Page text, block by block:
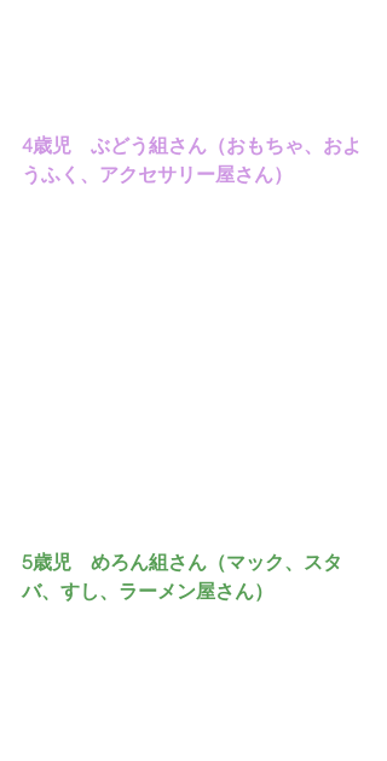
4歳児　ぶどう組さん（おもちゃ、およ
うふく、アクセサリー屋さん）
5歳児　めろん組さん（マック、スタ
バ、すし、ラーメン屋さん）